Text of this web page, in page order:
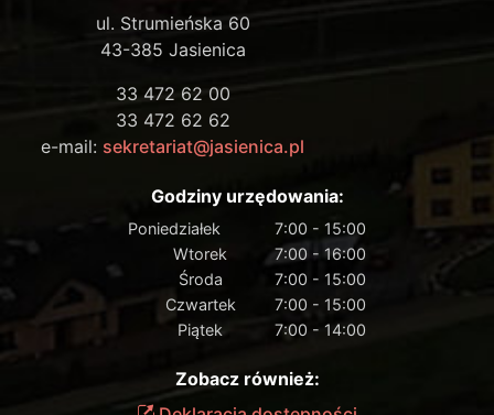
ul. Strumieńska 60
43-385 Jasienica
33 472 62 00
33 472 62 62
e-mail: sekretariat@jasienica.pl
Godziny urzędowania:
Poniedziałek
7:00 - 15:00
Wtorek
7:00 - 16:00
Środa
7:00 - 15:00
Czwartek
7:00 - 15:00
Piątek
7:00 - 14:00
Zobacz również: